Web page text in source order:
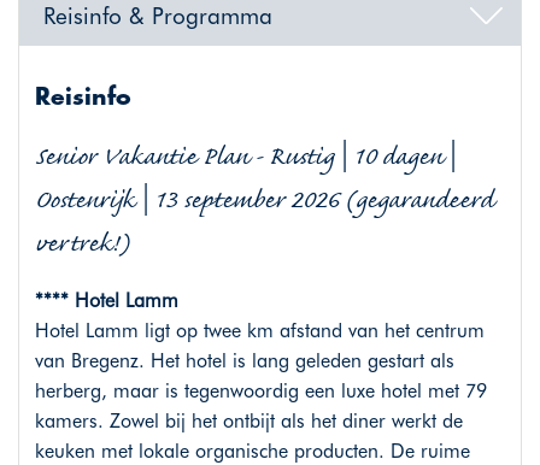
Reisinfo & Programma
Reisinfo
Senior Vakantie Plan - Rustig | 10 dagen |
Oostenrijk | 13 september 2026 (gegarandeerd
vertrek!)
**** Hotel Lamm
Hotel Lamm ligt op twee km afstand van het centrum
van Bregenz. Het hotel is lang geleden gestart als
herberg, maar is tegenwoordig een luxe hotel met 79
kamers. Zowel bij het ontbijt als het diner werkt de
keuken met lokale organische producten. De ruime